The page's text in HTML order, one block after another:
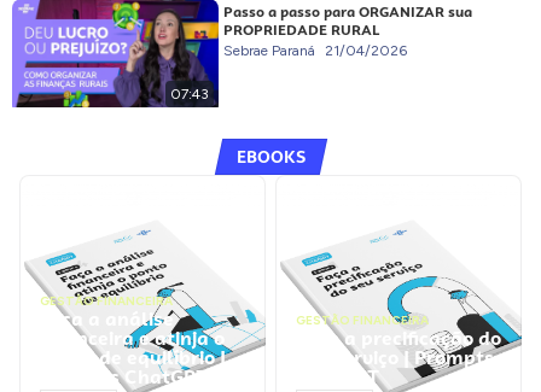
07:43
Passo a passo para ORGANIZAR sua
PROPRIEDADE RURAL
Sebrae Paraná 21/04/2026
EBOOKS
GESTÃO FINANCEIRA
Faça a análise
financeira e atinja o
ponto de equilíbrio |
Prompts ChatGPT
GESTÃO FINANCEIRA
Faça a precificação do
seu serviço | Prompts
ChatGPT